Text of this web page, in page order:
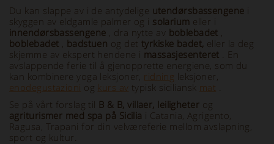
Du kan slappe av i de antydelige utendørsbassengene i
skyggen av eldgamle palmer og i solarium eller i
innendørsbassengene , dra nytte av boblebadet ,
boblebadet , badstuen og det tyrkiske badet, eller la deg
skjemme av ekspert hendene i massasjesenteret . En
avslappende ferie til å gjenopprette energiene, som du
kan kombinere yoga leksjoner, ridning leksjoner,
enodegustazioni og kurs av typisk siciliansk mat .
Se på vårt forslag til B & B, villaer, leiligheter og
agriturismer med spa på Sicilia i Catania, Agrigento,
Ragusa, Trapani for din velværeferie mellom avslapning,
sport og kultur.